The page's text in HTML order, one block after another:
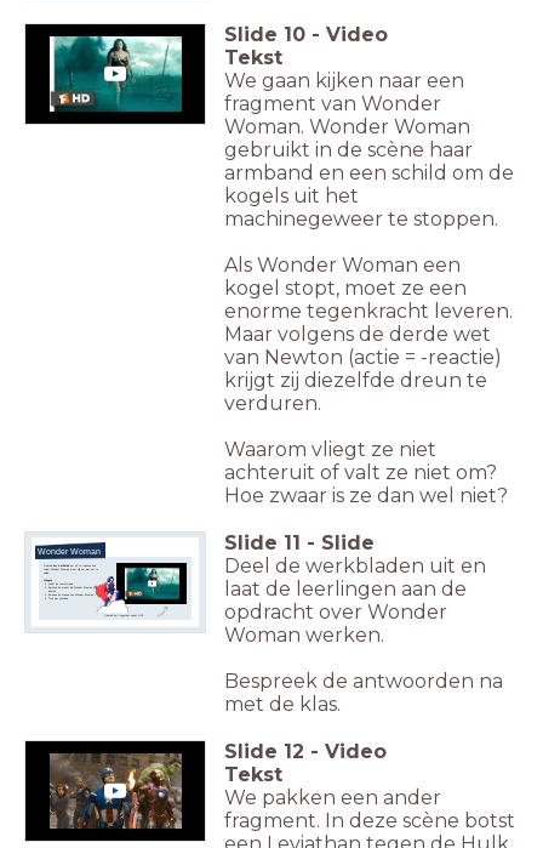
Slide 10 - Video
Tekst
We gaan kijken naar een
fragment van Wonder
Woman. Wonder Woman
gebruikt in de scène haar
armband en een schild om de
kogels uit het
machinegeweer te stoppen.
Als Wonder Woman een
kogel stopt, moet ze een
enorme tegenkracht leveren.
Maar volgens de derde wet
van Newton (actie = -reactie)
krijgt zij diezelfde dreun te
verduren.
Waarom vliegt ze niet
achteruit of valt ze niet om?
Hoe zwaar is ze dan wel niet?
Wonder Woman
Gebruik het werkbladom uit te rekenen hoe
zwaar Wonder Woman moet zijn om niet om te
vallen.
Stappen
Schat de remafstand.
Bereken de kracht die Wonder Woman moet
Bereken de massa van Wonder Woman.
Trek een conclusie.
Gebruik het fragment vanaf 2:39
Slide 11 - Slide
Deel de werkbladen uit en
laat de leerlingen aan de
opdracht over Wonder
Woman werken.
Bespreek de antwoorden na
met de klas.
Slide 12 - Video
Tekst
We pakken een ander
fragment. In deze scène botst